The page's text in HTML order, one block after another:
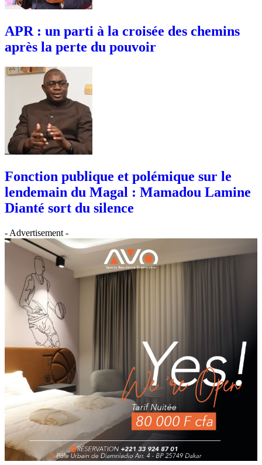
APR : un parti à la croisée des chemins
après la perte du pouvoir
Fonction publique et polémique sur le
lendemain du Magal : Mamadou Lamine
Dianté sort du silence
- Advertisement -